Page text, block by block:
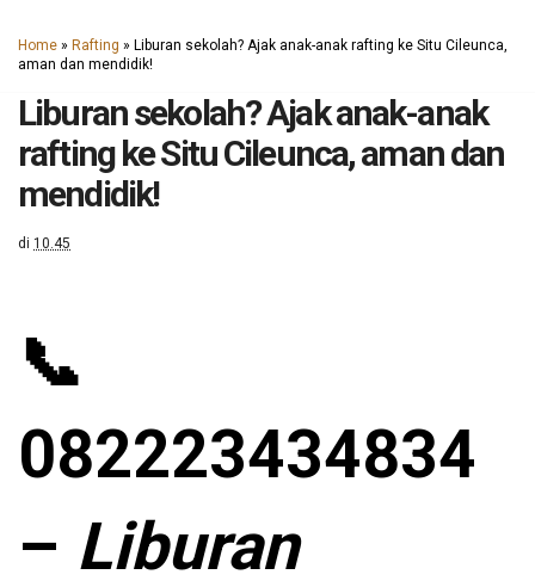
Home » Rafting » Liburan sekolah? Ajak anak-anak rafting ke Situ Cileunca,
aman dan mendidik!
Liburan sekolah? Ajak anak-anak
rafting ke Situ Cileunca, aman dan
mendidik!
di 10.45
📞
082223434834
– Liburan